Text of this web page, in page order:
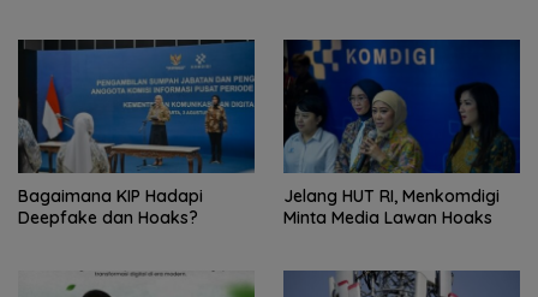
Bagaimana KIP Hadapi
Deepfake dan Hoaks?
Jelang HUT RI, Menkomdigi
Minta Media Lawan Hoaks